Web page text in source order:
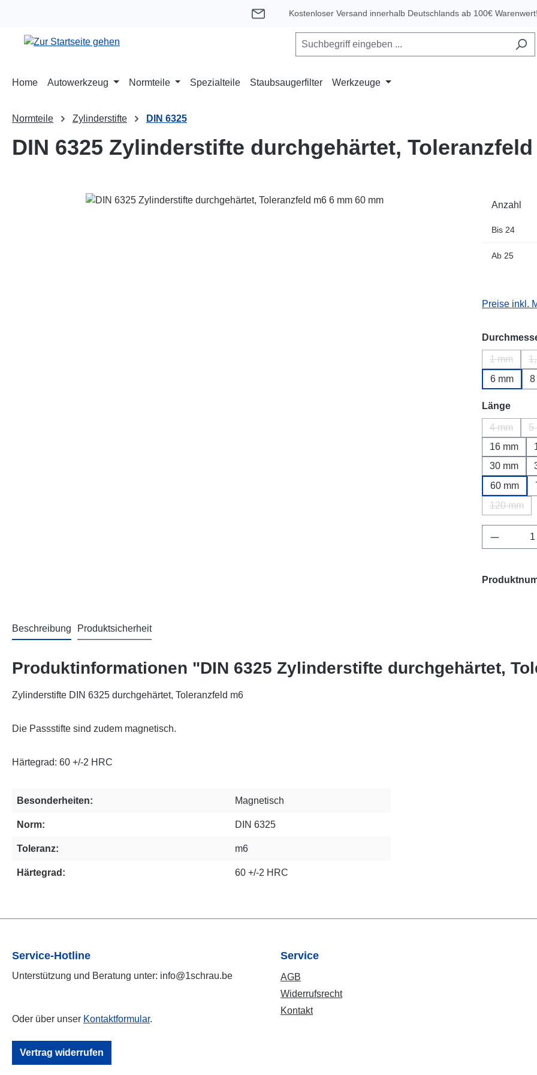
Kostenloser Versand innerhalb Deutschlands ab 100€ Warenwert!
Home Autowerkzeug Normteile Spezialteile Staubsaugerfilter Werkzeuge
Normteile Zylinderstifte DIN 6325
DIN 6325 Zylinderstifte durchgehärtet,
Bildergalerie überspringen
Anzahl
Bis 24
Ab 25
Preise inkl.
1 mm
(Diese
6 mm 8
Länge
4 mm
(Diese
5
16 mm
30 mm
60 mm
120 mm
(Diese
Beschreibung Produktsicherheit
Produktinformationen "DIN 6325 Zylinderstifte durchgehärtet,
Zylinderstifte DIN 6325 durchgehärtet, Toleranzfeld m6
Die Passstifte sind zudem magnetisch.
Härtegrad: 60 +/-2 HRC
Besonderheiten: Magnetisch
Norm: DIN 6325
Toleranz: m6
Härtegrad: 60 +/-2 HRC
Service-Hotline
Unterstützung und Beratung unter: info@1schrau.be
Oder über unser Kontaktformular.
Vertrag widerrufen
Service
AGB
Widerrufsrecht
Kontakt